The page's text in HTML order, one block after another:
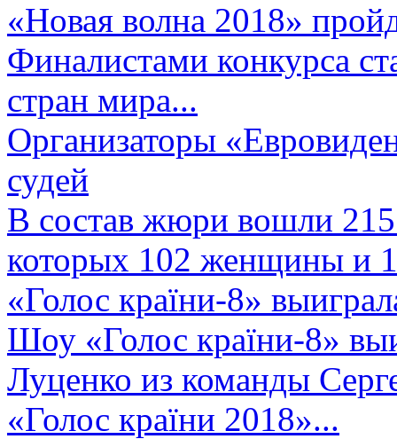
«Новая волна 2018»
Финалистами конкурса
стран мира...
Организаторы
судей
В состав жюри вошли 215
которых 102 женщины и
«Голос країни-8»
Шоу «Голос країни-8»
Луценко из команды
«Голос країни 2018»...